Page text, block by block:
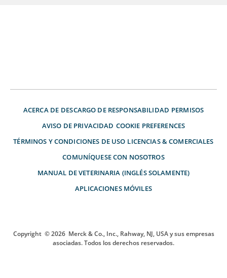
ACERCA DE DESCARGO DE RESPONSABILIDAD PERMISOS
AVISO DE PRIVACIDAD COOKIE PREFERENCES
TÉRMINOS Y CONDICIONES DE USO LICENCIAS & COMERCIALES
COMUNÍQUESE CON NOSOTROS
MANUAL DE VETERINARIA (INGLÉS SOLAMENTE)
APLICACIONES MÓVILES
Copyright © 2026 Merck & Co., Inc., Rahway, NJ, USA y sus empresas
asociadas. Todos los derechos reservados.